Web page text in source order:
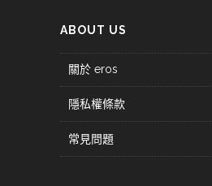
ABOUT US
關於 eros
隱私權條款
常見問題